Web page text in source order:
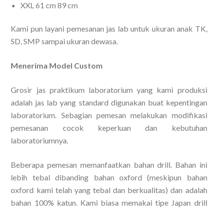
XXL 61 cm 89 cm
Kami pun layani pemesanan jas lab untuk ukuran anak TK,
SD, SMP sampai ukuran dewasa.
Menerima Model Custom
Grosir jas praktikum laboratorium yang kami produksi
adalah jas lab yang standard digunakan buat kepentingan
laboratorium. Sebagian pemesan melakukan modifikasi
pemesanan cocok keperluan dan kebutuhan
laboratoriumnya.
Beberapa pemesan memanfaatkan bahan drill. Bahan ini
lebih tebal dibanding bahan oxford (meskipun bahan
oxford kami telah yang tebal dan berkualitas) dan adalah
bahan 100% katun. Kami biasa memakai tipe Japan drill